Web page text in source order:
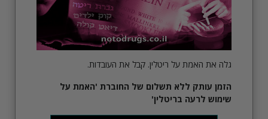
גלה את האמת על ריטלין. קבל את העובדות.
הזמן עותק ללא תשלום של החוברת 'האמת על
שימוש לרעה בריטלין'